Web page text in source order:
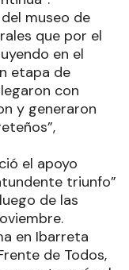
museo de
que por el
en el
etapa de
con
y generaron
el apoyo
triunfo”
de las
en Ibarreta
de Todos,